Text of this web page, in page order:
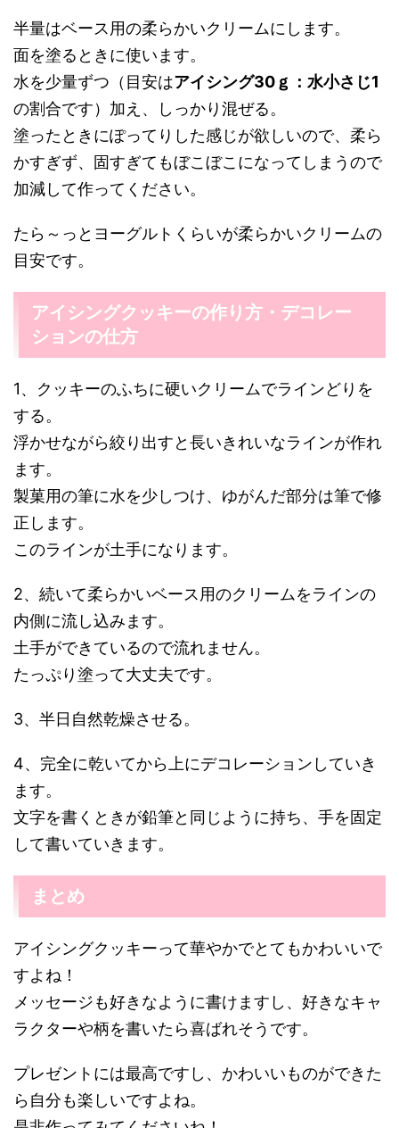
半量はベース用の柔らかいクリームにします。
面を塗るときに使います。
水を少量ずつ（目安はアイシング30ｇ：水小さじ1
の割合です）加え、しっかり混ぜる。
塗ったときにぽってりした感じが欲しいので、柔ら
かすぎず、固すぎてもぼこぼこになってしまうので
加減して作ってください。
たら～っとヨーグルトくらいが柔らかいクリームの
目安です。
アイシングクッキーの作り方・デコレー
ションの仕方
1、クッキーのふちに硬いクリームでラインどりを
する。
浮かせながら絞り出すと長いきれいなラインが作れ
ます。
製菓用の筆に水を少しつけ、ゆがんだ部分は筆で修
正します。
このラインが土手になります。
2、続いて柔らかいベース用のクリームをラインの
内側に流し込みます。
土手ができているので流れません。
たっぷり塗って大丈夫です。
3、半日自然乾燥させる。
4、完全に乾いてから上にデコレーションしていき
ます。
文字を書くときが鉛筆と同じように持ち、手を固定
して書いていきます。
まとめ
アイシングクッキーって華やかでとてもかわいいで
すよね！
メッセージも好きなように書けますし、好きなキャ
ラクターや柄を書いたら喜ばれそうです。
プレゼントには最高ですし、かわいいものができた
ら自分も楽しいですよね。